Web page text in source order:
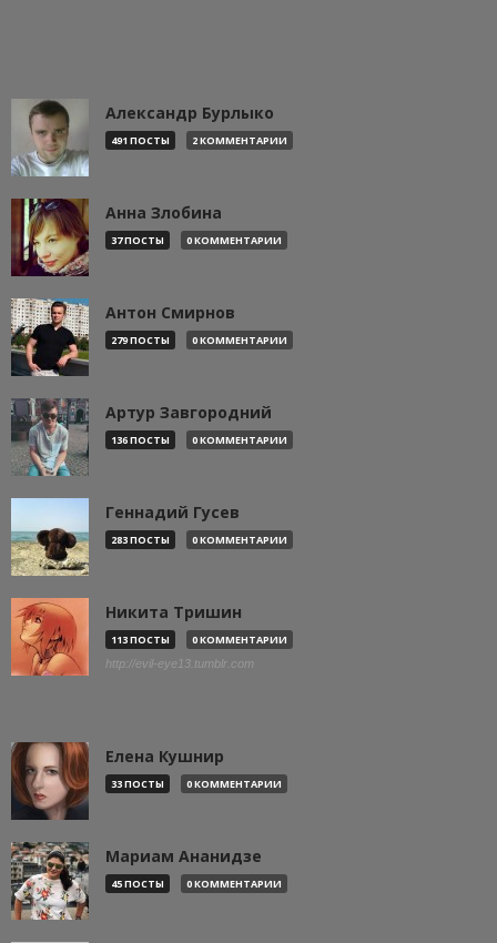
Александр Бурлыко
491 ПОСТЫ 2 КОММЕНТАРИИ
Анна Злобина
37 ПОСТЫ 0 КОММЕНТАРИИ
Антон Смирнов
279 ПОСТЫ 0 КОММЕНТАРИИ
Артур Завгородний
136 ПОСТЫ 0 КОММЕНТАРИИ
Геннадий Гусев
283 ПОСТЫ 0 КОММЕНТАРИИ
Никита Тришин
113 ПОСТЫ 0 КОММЕНТАРИИ
http://evil-eye13.tumblr.com
Елена Кушнир
33 ПОСТЫ 0 КОММЕНТАРИИ
Мариам Ананидзе
45 ПОСТЫ 0 КОММЕНТАРИИ